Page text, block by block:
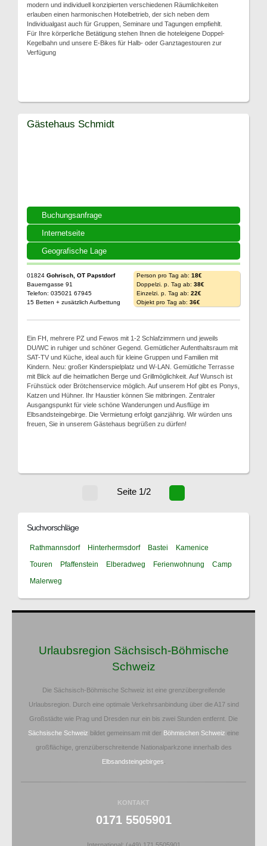
modern und individuell konzipierten verschiedenen Räumlichkeiten
erlauben einen harmonischen Hotelbetrieb, der sich neben dem
Individualgast auch für Gruppen, Seminare und Tagungen empfiehlt.
Für Ihre körperliche Betätigung stehen Ihnen die hoteleigene Doppel-
Kegelbahn und unsere E-Bikes für Halb- oder Ganztagestouren zur
Verfügung
Buchungsanfrage
Internetseite
Geografische Lage
Gästehaus Schmidt
01824 Gohrisch, OT Papstdorf
Bauerngasse 91
Telefon: 035021 67945
15 Betten + zusätzlich Aufbettung
Person pro Tag ab: 18€
Doppelzi. p. Tag ab: 38€
Einzelzi. p. Tag ab: 22€
Objekt pro Tag ab: 36€
Ein FH, mehrere PZ und Fewos mit 1-2 Schlafzimmern und jeweils
DU/WC in ruhiger und schöner Gegend. Gemütlicher Aufenthaltsraum mit
SAT-TV und Küche, ideal auch für kleine Gruppen und Familien mit
Kindern. Neu: großer Kinderspielplatz und W-LAN. Gemütliche Terrasse
mit Blick auf die heimatlichen Berge und Grillmöglichkeit. Auf Wunsch ist
Frühstück oder Brötchenservice möglich. Auf unserem Hof gibt es Ponys,
Katzen und Hühner. Ihr Haustier können Sie mitbringen. Zentraler
Ausgangspunkt für viele schöne Wanderungen und Ausflüge im
Elbsandsteingebirge. Die Vermietung erfolgt ganzjährig. Wir würden uns
freuen, Sie in unserem Gästehaus begrüßen zu dürfen!
Seite 1/2
Suchvorschläge
Rathmannsdorf Hinterhermsdorf Bastei
Kamenice
Touren
Pfaffenstein Elberadweg Ferienwohnung
Camp
Malerweg
Urlaubsregion Sächsisch-Böhmische
Schweiz
Die Sächsisch-Böhmische Schweiz ist eine grenzübergreifende
Urlaubsregion. Durch eine optimale Verkehrsanbindung über die A17 sind
Großstädte wie Prag und Dresden nur ein bis zwei Stunden entfernt. Die
Sächsische Schweiz bildet gemeinsam mit der Böhmischen Schweiz eine
großflächige, grenzüberschreitende Nationalparkzone innerhalb des
Elbsandsteingebirges
KONTAKT
0171 5505901